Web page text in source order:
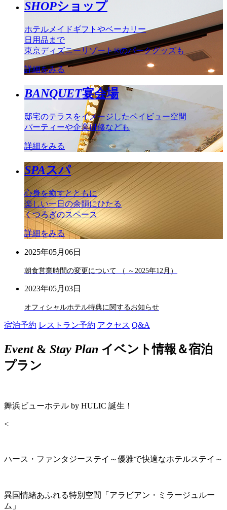
SHOPショップ
ホテルメイドギフトやベーカリー
日用品まで
東京ディズニーリゾート®のパークグッズも
詳細をみる
BANQUET宴会場
邸宅のテラスをイメージしたベイビュー空間
パーティーや企業研修なども
詳細をみる
SPAスパ
心身を癒すとともに
楽しい一日の余韻にひたる
くつろぎのスペース
詳細をみる
2025年05月06日
朝食営業時間の変更について （ ～2025年12月）
2023年05月03日
オフィシャルホテル特典に関するお知らせ
宿泊予約 レストラン予約 アクセス Q&A
Event& Stay Plan イベント情報＆宿泊
プラン
舞浜ビューホテル by HULIC 誕生！
<
ハース・ファンタジーステイ～優雅で快適なホテルステイ～
異国情緒あふれる特別空間「アラビアン・ミラージュルー
ム」